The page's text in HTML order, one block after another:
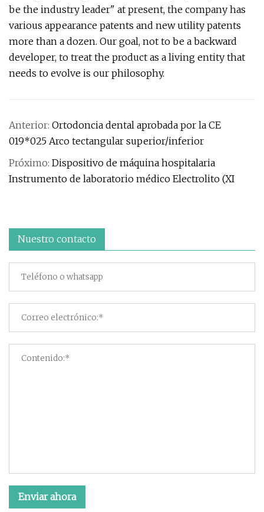
be the industry leader" at present, the company has
various appearance patents and new utility patents
more than a dozen. Our goal, not to be a backward
developer, to treat the product as a living entity that
needs to evolve is our philosophy.
Anterior: Ortodoncia dental aprobada por la CE
019*025 Arco tectangular superior/inferior
Próximo: Dispositivo de máquina hospitalaria
Instrumento de laboratorio médico Electrolito (XI
Nuestro contacto
Enviar ahora